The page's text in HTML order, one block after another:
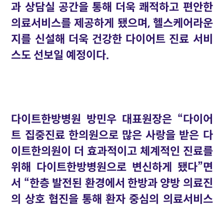
과 상담실 공간을 통해 더욱 쾌적하고 편안한
의료서비스를 제공하게 됐으며, 헬스케어라운
지를 신설해 더욱 건강한 다이어트 진료 서비
스도 선보일 예정이다.
다이트한방병원 방민우 대표원장은 “다이어
트 집중진료 한의원으로 많은 사랑을 받은 다
이트한의원이 더 효과적이고 체계적인 진료를
위해 다이트한방병원으로 변신하게 됐다”면
서 “한층 발전된 환경에서 한방과 양방 의료진
의 상호 협진을 통해 환자 중심의 의료서비스